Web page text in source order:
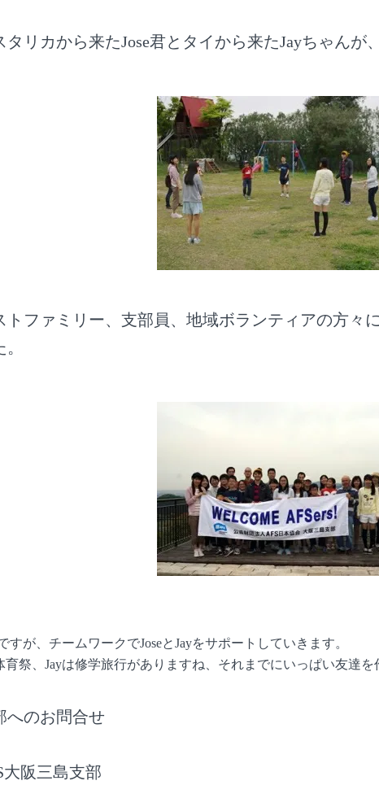
タリカから来たJose君とタイから来たJayちゃんが
トファミリー、支部員、地域ボランティアの方々
すが、チームワークでJoseとJayをサポートしていきます。
育祭、Jayは修学旅行がありますね、それまでにいっぱい友達を
へのお問合せ
大阪三島支部